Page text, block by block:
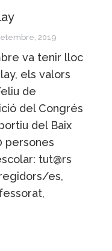
2019
va tenir lloc
els valors
de
del Congrés
del Baix
persones
tut@rs
es,